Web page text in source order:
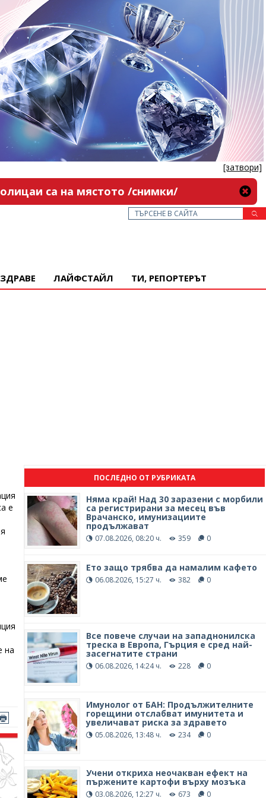
[затвори]
са на мястото /снимки/
ЗДРАВЕ ЛАЙФСТАЙЛ ТИ, РЕПОРТЕРЪТ
е
на
ПОСЛЕДНО ОТ РУБРИКАТА
Няма край! Над 30 заразени с морбили
са регистрирани за месец във
Врачанско, имунизациите
продължават
07.08.2026, 08:20 ч. 359 0
Ето защо трябва да намалим кафето
06.08.2026, 15:27 ч. 382 0
Все повече случаи на западнонилска
треска в Европа, Гърция е сред най-
засегнатите страни
06.08.2026, 14:24 ч. 228 0
Имунолог от БАН: Продължителните
горещини отслабват имунитета и
увеличават риска за здравето
05.08.2026, 13:48 ч. 234 0
Учени откриха неочакван ефект на
пържените картофи върху мозъка
03.08.2026, 12:27 ч. 673 0